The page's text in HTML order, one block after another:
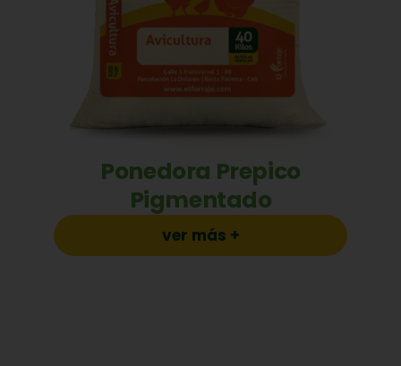
Ponedora Prepico
Pigmentado
ver más +